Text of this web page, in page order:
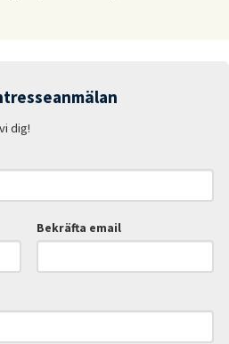
dig!
Bekräfta email